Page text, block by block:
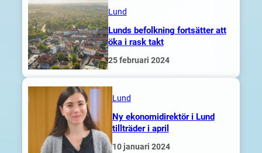
Lund
Lunds befolkning fortsätter att
öka i rask takt
25 februari 2024
Lund
Ny ekonomidirektör i Lund
tillträder i april
10 januari 2024